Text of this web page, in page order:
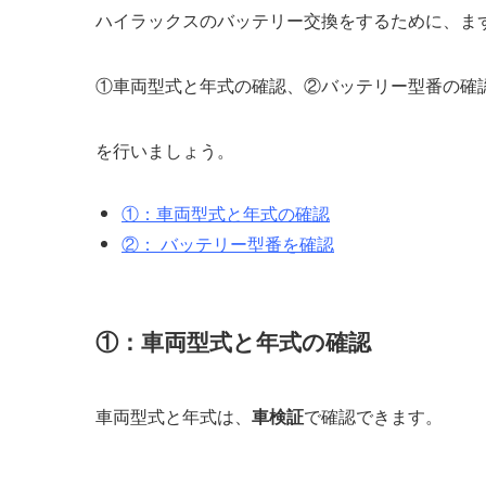
ハイラックスのバッテリー交換をするために、ま
①車両型式と年式の確認、②バッテリー型番の確
を行いましょう。
①：車両型式と年式の確認
②： バッテリー型番を確認
①：車両型式と年式の確認
車両型式と年式は、 車検証で確認できます。